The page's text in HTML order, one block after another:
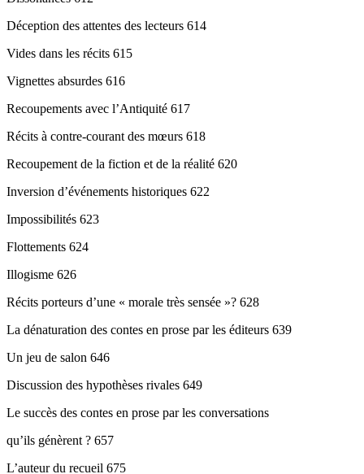
Déception des attentes des lecteurs 614
Vides dans les récits 615
Vignettes absurdes 616
Recoupements avec l’Antiquité 617
Récits à contre-courant des mœurs 618
Recoupement de la fiction et de la réalité 620
Inversion d’événements historiques 622
Impossibilités 623
Flottements 624
Illogisme 626
Récits porteurs d’une « morale très sensée »? 628
La dénaturation des contes en prose par les éditeurs 639
Un jeu de salon 646
Discussion des hypothèses rivales 649
Le succès des contes en prose par les conversations
qu’ils génèrent ? 657
L’auteur du recueil 675